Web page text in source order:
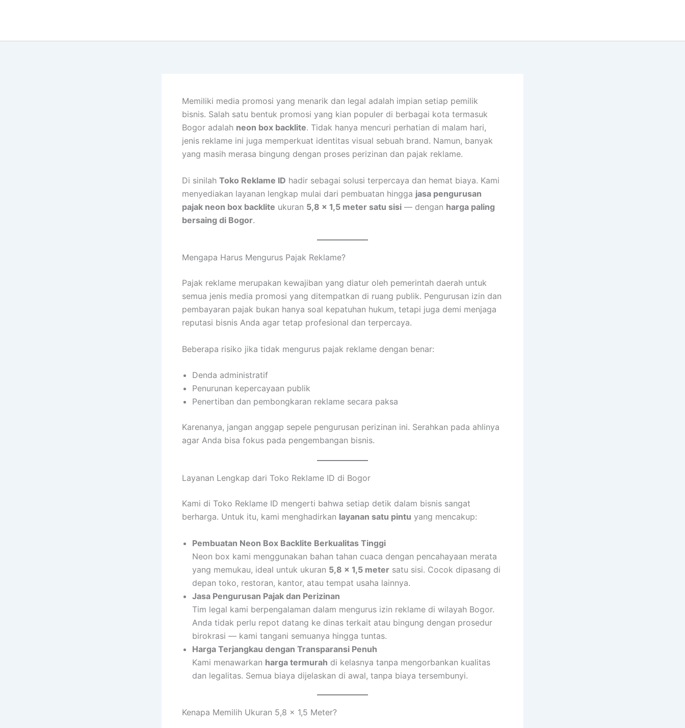
Memiliki media promosi yang menarik dan legal adalah impian setiap pemilik
bisnis. Salah satu bentuk promosi yang kian populer di berbagai kota termasuk
Bogor adalah neon box backlite. Tidak hanya mencuri perhatian di malam hari,
jenis reklame ini juga memperkuat identitas visual sebuah brand. Namun, banyak
yang masih merasa bingung dengan proses perizinan dan pajak reklame.
Di sinilah Toko Reklame ID hadir sebagai solusi terpercaya dan hemat biaya. Kami
menyediakan layanan lengkap mulai dari pembuatan hingga jasa pengurusan
pajak neon box backlite ukuran 5,8 x 1,5 meter satu sisi — dengan harga paling
bersaing di Bogor.
Mengapa Harus Mengurus Pajak Reklame?
Pajak reklame merupakan kewajiban yang diatur oleh pemerintah daerah untuk
semua jenis media promosi yang ditempatkan di ruang publik. Pengurusan izin dan
pembayaran pajak bukan hanya soal kepatuhan hukum, tetapi juga demi menjaga
reputasi bisnis Anda agar tetap profesional dan terpercaya.
Beberapa risiko jika tidak mengurus pajak reklame dengan benar:
Denda administratif
Penurunan kepercayaan publik
Penertiban dan pembongkaran reklame secara paksa
Karenanya, jangan anggap sepele pengurusan perizinan ini. Serahkan pada ahlinya
agar Anda bisa fokus pada pengembangan bisnis.
Layanan Lengkap dari Toko Reklame ID di Bogor
Kami di Toko Reklame ID mengerti bahwa setiap detik dalam bisnis sangat
berharga. Untuk itu, kami menghadirkan layanan satu pintu yang mencakup:
Pembuatan Neon Box Backlite Berkualitas Tinggi
Neon box kami menggunakan bahan tahan cuaca dengan pencahayaan merata
yang memukau, ideal untuk ukuran 5,8 x 1,5 meter satu sisi. Cocok dipasang di
depan toko, restoran, kantor, atau tempat usaha lainnya.
Jasa Pengurusan Pajak dan Perizinan
Tim legal kami berpengalaman dalam mengurus izin reklame di wilayah Bogor.
Anda tidak perlu repot datang ke dinas terkait atau bingung dengan prosedur
birokrasi — kami tangani semuanya hingga tuntas.
Harga Terjangkau dengan Transparansi Penuh
Kami menawarkan harga termurah di kelasnya tanpa mengorbankan kualitas
dan legalitas. Semua biaya dijelaskan di awal, tanpa biaya tersembunyi.
Kenapa Memilih Ukuran 5,8 x 1,5 Meter?